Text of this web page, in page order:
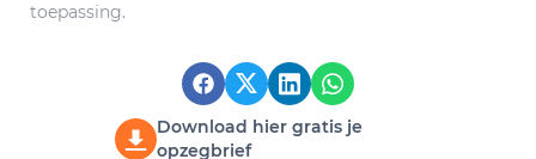
toepassing.
Download hier gratis je
opzegbrief